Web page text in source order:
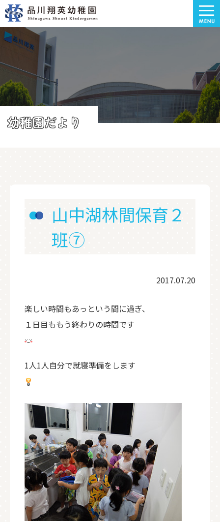
幼稚園だより
山中湖林間保育２
班⑦
2017.07.20
楽しい時間もあっという間に過ぎ、
１日目ももう終わりの時間です
1人1人自分で就寝準備をします